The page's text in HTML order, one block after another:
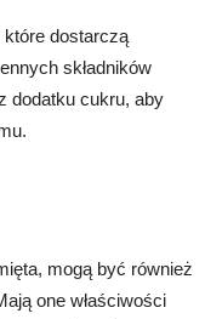
które dostarczą
składników
dodatku cukru, aby
mogą być również
one właściwości